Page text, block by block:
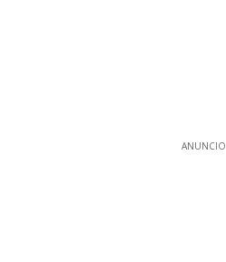
ANUNCIO